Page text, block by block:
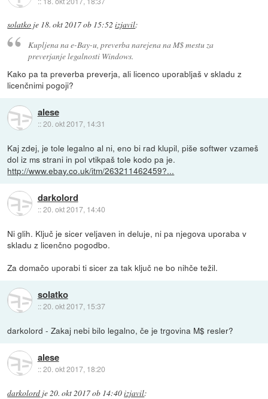
solatko je 18. okt 2017 ob 15:52 izjavil:
Kupljena na e-Bay-u, preverba narejena na M$ mestu za
preverjanje legalnosti Windows.
Kako pa ta preverba preverja, ali licenco uporabljaš v skladu z
licenčnimi pogoji?
alese
::20. okt 2017, 14:31
Kaj zdej, je tole legalno al ni, eno bi rad klupil, piše softwer vzameš
dol iz ms strani in pol vtikpaš tole kodo pa je.
http://www.ebay.co.uk/itm/263211462459?...
darkolord
::20. okt 2017, 14:40
Ni glih. Ključ je sicer veljaven in deluje, ni pa njegova uporaba v
skladu z licenčno pogodbo.
Za domačo uporabi ti sicer za tak ključ ne bo nihče težil.
solatko
::20. okt 2017, 15:37
darkolord - Zakaj nebi bilo legalno, če je trgovina M$ resler?
alese
::20. okt 2017, 18:20
darkolord je20. okt 2017 ob 14:40izjavil: